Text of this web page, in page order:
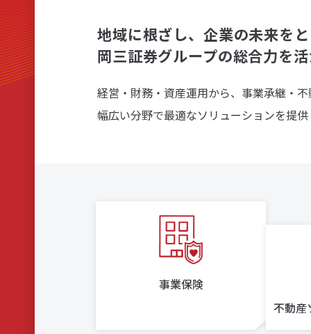
リアルタイム口座振替サービス
地域に根ざし、企業の未来を
岡三証券グループの総合力を
経営・財務・資産運用から、事業承継・
幅広い分野で最適なソリューションを提
事業保険
不動産